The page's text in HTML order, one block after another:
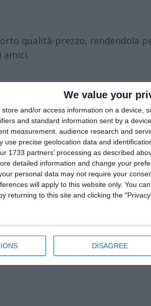
We value your
store and/or access information on a device,
and standard information sent by a
measurement, audience research and
use precise geolocation data and
1733 partners’ processing as described
detailed information and change your
personal data may not require your
will apply to this website only. You
returning to this site and clicking the
DISAGREE
qualità-prezzo, rendendola
in Turchia
, Istanbul occupa sicuramente
tra Oriente e Occidente e
luoghi iconici come: